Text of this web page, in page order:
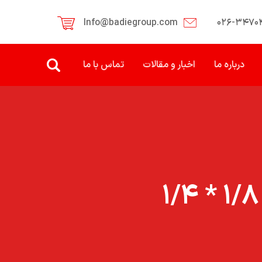
Info@badiegroup.com
درباره ما اخبار و مقالات تماس با ما